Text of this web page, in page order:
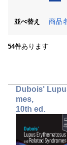
並べ替え 商品
54件あります
Dubois'
mes,
10th ed.